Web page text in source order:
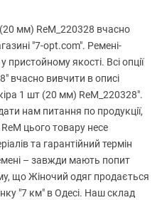
мм) ReM_220328 вчасно
"7-opt.com". Ремені-
якості. Всі опції
вчасно вивчити в описі
1 шт (20 мм) ReM_220328".
нам питання по продукції,
цього товару несе
та гарантійний термін
– завжди мають попит
що Жіночий одяг продається
"7 км" в Одесі. Наш склад